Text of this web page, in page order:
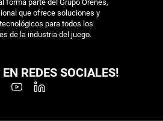
forma parte del Grupo Orenes,
que ofrece soluciones y
para todos los
de la industria del juego.
EN REDES SOCIALES!